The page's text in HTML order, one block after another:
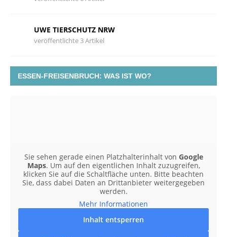
UWE TIERSCHUTZ NRW
veröffentlichte 3 Artikel
ESSEN-FREISENBRUCH: WAS IST WO?
Sie sehen gerade einen Platzhalterinhalt von Google
Maps. Um auf den eigentlichen Inhalt zuzugreifen,
klicken Sie auf die Schaltfläche unten. Bitte beachten
Sie, dass dabei Daten an Drittanbieter weitergegeben
werden.
Mehr Informationen
Inhalt entsperren